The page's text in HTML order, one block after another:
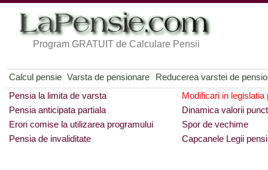
Program GRATUIT de Calculare Pensii
Calcul pensie Varsta de pensionare
Reducerea varstei de
Pensia la limita de varsta
Modificari in legislatia
Pensia anticipata partiala
Dinamica valorii
Erori comise la utilizarea programului
Spor de vechime
Pensia de invaliditate
Capcanele Legii